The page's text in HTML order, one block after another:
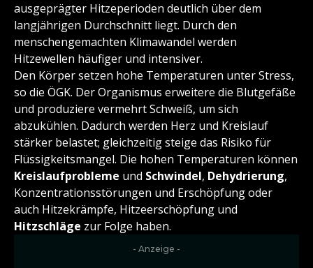
ausgeprägter Hitzeperioden deutlich über dem
langjährigen Durchschnitt liegt. Durch den
menschengemachten Klimawandel werden
Hitzewellen häufiger und intensiver.
Den Körper setzen hohe Temperaturen unter Stress,
so die ÖGK. Der Organismus erweitere die Blutgefäße
und produziere vermehrt Schweiß, um sich
abzukühlen. Dadurch werden Herz und Kreislauf
stärker belastet; gleichzeitig steige das Risiko für
Flüssigkeitsmangel. Die hohen Temperaturen können
Kreislaufprobleme und Schwindel, Dehydrierung,
Konzentrationsstörungen und Erschöpfung oder
auch Hitzekrämpfe, Hitzeerschöpfung und
Hitzschläge zur Folge haben.
- Anzeige -